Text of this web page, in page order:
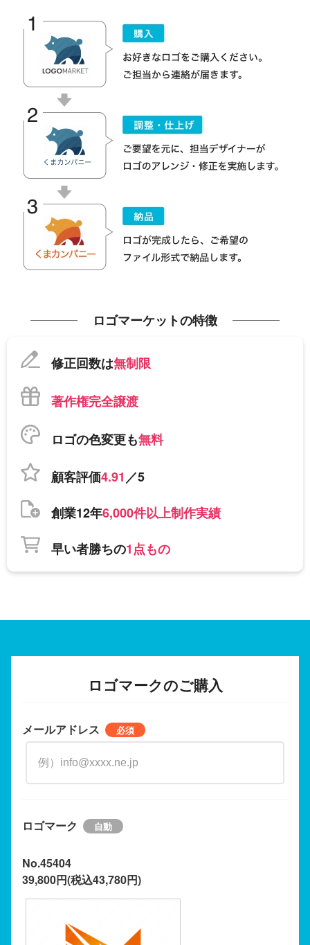
ロゴマーケットの特徴
修正回数は無制限
著作権完全譲渡
ロゴの色変更も無料
顧客評価4.91／5
創業12年6,000件以上制作実績
早い者勝ちの1点もの
ロゴマークのご購入
メールアドレス
ロゴマーク
No.45404
39,800円(税込43,780円)